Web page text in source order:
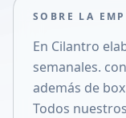
Compartir en X
SOBRE LA
En Cilantro
semanales.
además de
Todos